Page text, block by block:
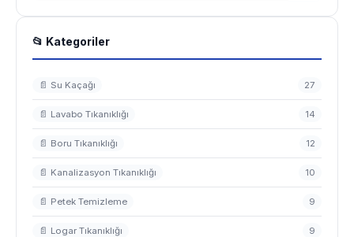
📂 Kategoriler
📄 Su Kaçağı 27
📄 Lavabo Tıkanıklığı 14
📄 Boru Tıkanıklığı 12
📄 Kanalizasyon Tıkanıklığı 10
📄 Petek Temizleme 9
📄 Logar Tıkanıklığı 9